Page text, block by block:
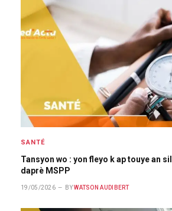
SANTÉ
Tansyon wo : yon fleyo k ap touye an
daprè MSPP
19/05/2026 BY WATSON AUDIBERT